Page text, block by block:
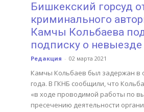
Бишкекский горсуд
криминального
Камчы Кольбаева
подписку о невыезде
Редакция - 02 марта 2021
Камчы Кольбаев был задержан в
года. В ГКНБ сообщили, что
«в ходе проводимой работы по
пресечению деятельности